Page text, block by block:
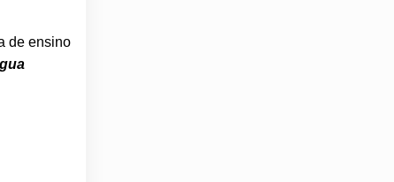
de ensino